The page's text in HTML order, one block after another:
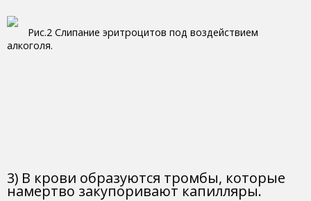
Рис.2 Слипание эритроцитов под воздействием
алкоголя.
3) В крови образуются тромбы, которые
намертво закупоривают капилляры.